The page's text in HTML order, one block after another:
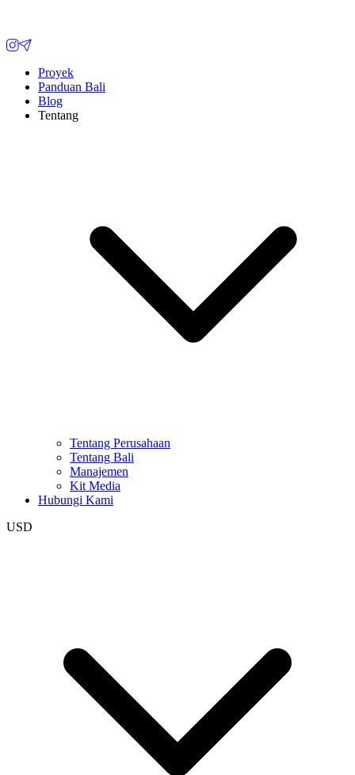
Proyek
Panduan Bali
Blog
Tentang
Tentang Perusahaan
Tentang Bali
Manajemen
Kit Media
Hubungi Kami
USD